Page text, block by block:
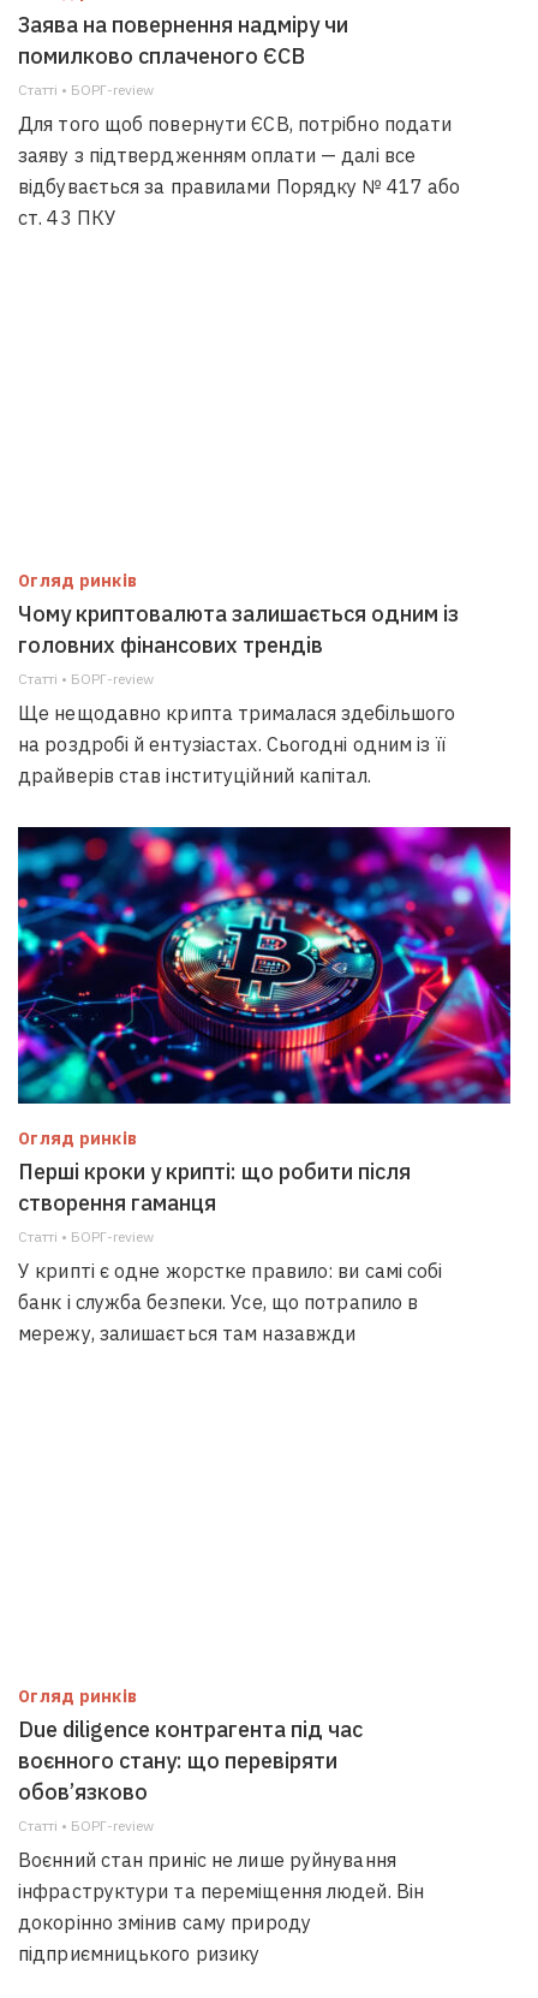
Заява на повернення надміру чи
помилково сплаченого ЄСВ
Статті • БОРГ-review
Для того щоб повернути ЄСВ, потрібно подати
заяву з підтвердженням оплати — далі все
відбувається за правилами Порядку № 417 або
ст. 43 ПКУ
Огляд ринків
Чому криптовалюта залишається одним із
головних фінансових трендів
Статті • БОРГ-review
Ще нещодавно крипта трималася здебільшого
на роздробі й ентузіастах. Сьогодні одним із її
драйверів став інституційний капітал.
Огляд ринків
Перші кроки у крипті: що робити після
створення гаманця
Статті • БОРГ-review
У крипті є одне жорстке правило: ви самі собі
банк і служба безпеки. Усе, що потрапило в
мережу, залишається там назавжди
Огляд ринків
Due diligence контрагента під час
воєнного стану: що перевіряти
обов’язково
Статті • БОРГ-review
Воєнний стан приніс не лише руйнування
інфраструктури та переміщення людей. Він
докорінно змінив саму природу
підприємницького ризику